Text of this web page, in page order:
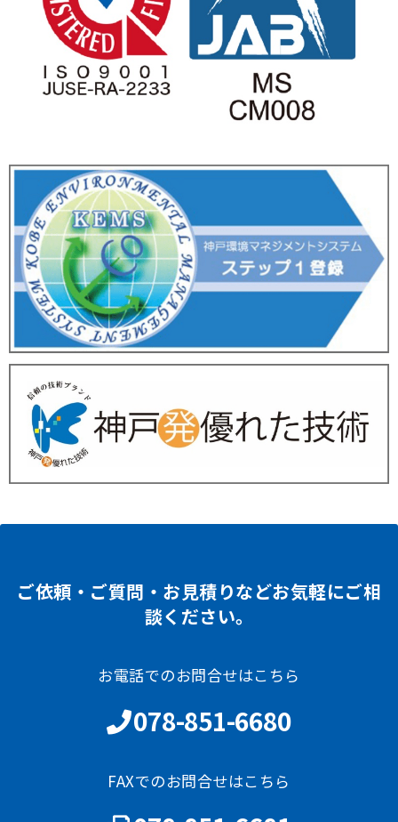
ご依頼・ご質問・お見積りなどお気軽にご相
談ください。
お電話でのお問合せはこちら
078-851-6680
FAXでのお問合せはこちら